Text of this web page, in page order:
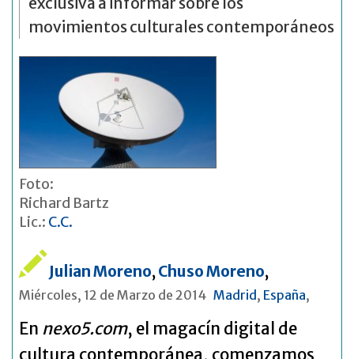
movimientos culturales contemporáneos
Foto:
Richard Bartz
Lic.: C.C.
Julian Moreno, Chuso Moreno,
Miércoles, 12 de Marzo de 2014 Madrid , España,
En nexo5.com, el magacín digital de